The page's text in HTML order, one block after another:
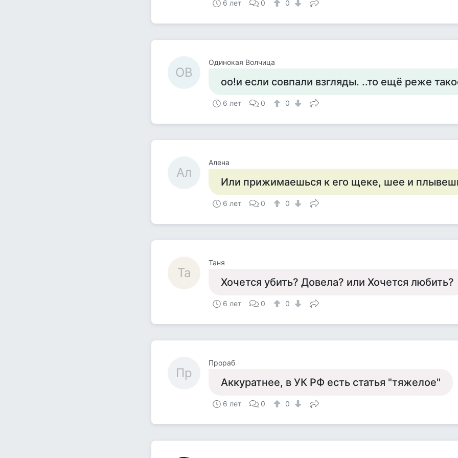
6 лет 0 0
ОВ
Одинокая Волчица
оо!и если совпали взгляды. ..то ещё реже
6 лет 0 0
Ал
Алена
Или прижимаешься к его щеке, шее и
6 лет 0 0
Та
Таня
Хочется убить? Довела? или Хочется любить?
6 лет 0 0
Пр
Прораб
Аккуратнее, в УК РФ есть статья "тяжелое"
6 лет 0 0